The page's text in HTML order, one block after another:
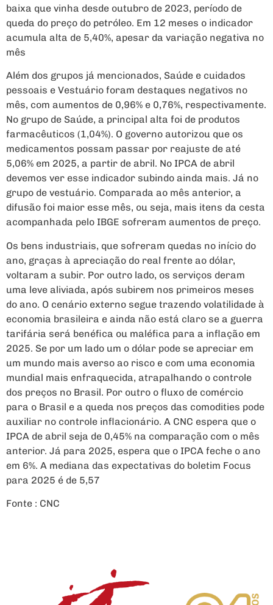
baixa que vinha desde outubro de 2023, período de
queda do preço do petróleo. Em 12 meses o indicador
acumula alta de 5,40%, apesar da variação negativa no
mês
Além dos grupos já mencionados, Saúde e cuidados
pessoais e Vestuário foram destaques negativos no
mês, com aumentos de 0,96% e 0,76%, respectivamente.
No grupo de Saúde, a principal alta foi de produtos
farmacêuticos (1,04%). O governo autorizou que os
medicamentos possam passar por reajuste de até
5,06% em 2025, a partir de abril. No IPCA de abril
devemos ver esse indicador subindo ainda mais. Já no
grupo de vestuário. Comparada ao mês anterior, a
difusão foi maior esse mês, ou seja, mais itens da cesta
acompanhada pelo IBGE sofreram aumentos de preço.
Os bens industriais, que sofreram quedas no início do
ano, graças à apreciação do real frente ao dólar,
voltaram a subir. Por outro lado, os serviços deram
uma leve aliviada, após subirem nos primeiros meses
do ano. O cenário externo segue trazendo volatilidade à
economia brasileira e ainda não está claro se a guerra
tarifária será benéfica ou maléfica para a inflação em
2025. Se por um lado um o dólar pode se apreciar em
um mundo mais averso ao risco e com uma economia
mundial mais enfraquecida, atrapalhando o controle
dos preços no Brasil. Por outro o fluxo de comércio
para o Brasil e a queda nos preços das comodities pode
auxiliar no controle inflacionário. A CNC espera que o
IPCA de abril seja de 0,45% na comparação com o mês
anterior. Já para 2025, espera que o IPCA feche o ano
em 6%. A mediana das expectativas do boletim Focus
para 2025 é de 5,57
Fonte : CNC